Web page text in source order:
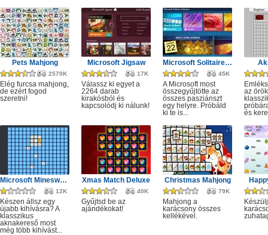
Pets Mahjong
2570K
Elég furcsa mahjong,
de ezért fogod
szeretni!
Microsoft Jigsaw
17K
Válassz ki egyet a
2264 darab
kirakósból és
kapcsolódj ki nálunk!
Microsoft Solitaire Collection
45K
A Microsoft most
összegyűjtötte az
összes pasziánszt
egy helyre. Próbáld
ki te is...
az örök
és
Microsoft Minesweeper
12K
Készen állsz egy
újabb kihívásra? A
klasszikus
aknakereső most
még több kihívást...
Xmas Match Deluxe
40K
Gyűjtsd be az
ajándékokat!
Christmas Mahjong
79K
Mahjong a
karácsony összes
kellékével.